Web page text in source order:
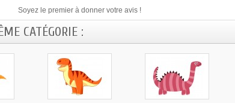
Soyez le premier à donner votre avis !
CATÉGORIE :